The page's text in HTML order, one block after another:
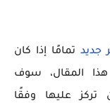
جديد تمامًا إذا كان
هذا المقال، سوف
عليها وفقًا